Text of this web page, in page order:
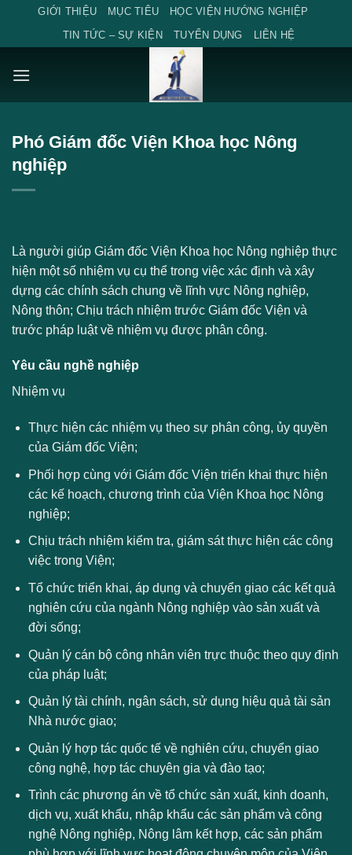
content
GIỚI THIỆU MỤC TIÊU
HỌC VIỆN HƯỚNG NGHIỆP
TIN TỨC – SỰ KIỆN
TUYỂN DỤNG LIÊN HỆ
Phó Giám đốc Viện Khoa học Nông
nghiệp
Là người giúp Giám đốc Viện Khoa học Nông nghiệp thực
hiện một số nhiệm vụ cụ thể trong việc xác định và xây
dựng các chính sách chung về lĩnh vực Nông nghiệp,
Nông thôn; Chịu trách nhiệm trước Giám đốc Viện và
trước pháp luật về nhiệm vụ được phân công.
Yêu cầu nghề nghiệp
Nhiệm vụ
Thực hiện các nhiệm vụ theo sự phân công, ủy quyền
của Giám đốc Viện;
Phối hợp cùng với Giám đốc Viện triển khai thực hiện
các kế hoạch, chương trình của Viện Khoa học Nông
nghiệp;
Chịu trách nhiệm kiểm tra, giám sát thực hiện các công
việc trong Viện;
Tổ chức triển khai, áp dụng và chuyển giao các kết quả
nghiên cứu của ngành Nông nghiệp vào sản xuất và
đời sống;
Quản lý cán bộ công nhân viên trực thuộc theo quy định
của pháp luật;
Quản lý tài chính, ngân sách, sử dụng hiệu quả tài sản
Nhà nước giao;
Quản lý hợp tác quốc tế về nghiên cứu, chuyển giao
công nghệ, hợp tác chuyên gia và đào tạo;
Trình các phương án về tổ chức sản xuất, kinh doanh,
dịch vụ, xuất khẩu, nhập khẩu các sản phẩm và công
nghệ Nông nghiệp, Nông lâm kết hợp, các sản phẩm